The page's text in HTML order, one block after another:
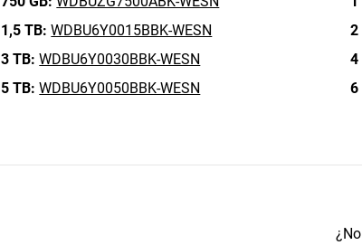
1,5 TB: WDBU6Y0015BBK-WESN 2
3 TB: WDBU6Y0030BBK-WESN 4
5 TB: WDBU6Y0050BBK-WESN 6